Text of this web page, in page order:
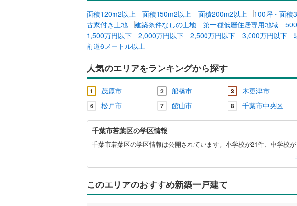
面積120m2以上 面積150m2以上 面積200m2以上 100坪・面積
古家付き土地
建築条件なしの土地 第一種低層住居専用地域
1,500万円以下
2,000万円以下 2,500万円以下 3,000万円以下
前道6メートル以上
人気のエリアをランキングから探す
1 茂原市 2 船橋市 3 木更津市
6 松戸市 7 館山市 8 千葉市中央区
千
葉
市
に
関
千葉市若葉区の学区情報
千葉市若葉区の学区情報は公開されています。小学校が21件、中学校が
このエリアのおすすめ新築一戸建て